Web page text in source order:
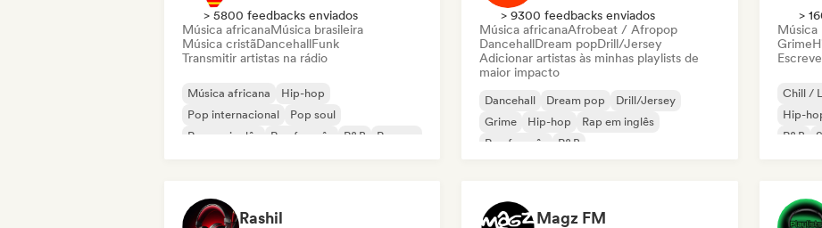
> 5800 feedbacks enviados
Música africanaMúsica brasileira
Música cristãDancehallFunk
Transmitir artistas na rádio
Música africana
Hip-hop
Pop internacional
Pop soul
Rap em inglês
Rap francês R&B Reggae
> 9300 feedbacks enviados
Música africanaAfrobeat / Afropop
DancehallDream popDrill/Jersey
Adicionar artistas às minhas playlists de
maior impacto
Dancehall Dream pop
Drill/Jersey
Grime
Hip-hop
Rap em inglês
Rap francês
R&B
>
Música
Grime
Chill /
Hip-
R&B
Rashil Magz FM